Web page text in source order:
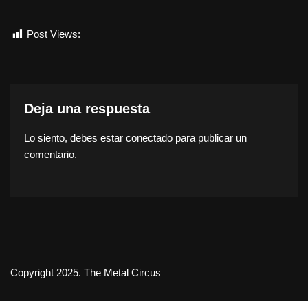
Post Views:
Deja una respuesta
Lo siento, debes estar conectado para publicar un
comentario.
Copyright 2025. The Metal Circus